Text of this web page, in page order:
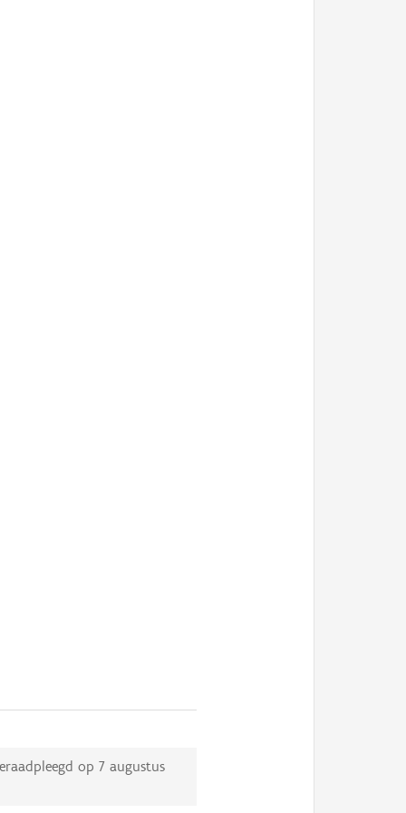
op7 augustus